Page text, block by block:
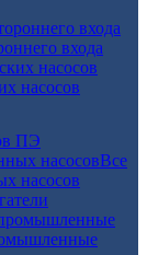
входа
насосов
ПЭ
Все
насосов